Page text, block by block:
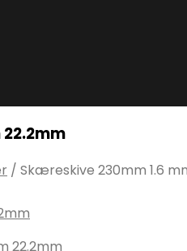
/ Skæreskive 230mm 1.6